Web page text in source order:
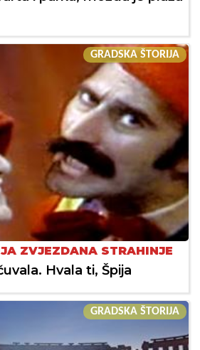
GRADSKA ŠTORIJA
ZVJEZDANA STRAHINJE
Hvala ti, Špija
GRADSKA ŠTORIJA